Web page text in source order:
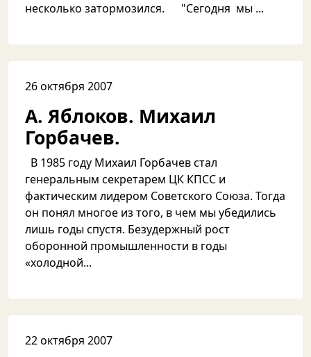
несколько затормозился. "Сегодня мы ...
26 октября 2007
А. Яблоков. Михаил
Горбачев.
В 1985 году Михаил Горбачев стал
генеральным секретарем ЦК КПСС и
фактическим лидером Советского Союза. Тогда
он понял многое из того, в чем мы убедились
лишь годы спустя. Безудержный рост
оборонной промышленности в годы
«холодной...
22 октября 2007